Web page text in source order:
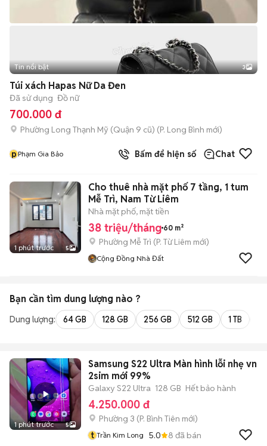
Tin nổi bật 3
Túi xách Hapas Nữ Da Đen
Đã sử dụng Đồ nữ
700.000 đ
Phường Long Thạnh Mỹ (Quận 9 cũ) (P. Long Bình mới)
pPhạm Gia Bảo Bấm để hiện số Chat
1 phút trước 5
Cho thuê nhà mặt phố 7 tầng, 1 tum
Mễ Trì, Nam Từ Liêm
Nhà mặt phố, mặt tiền
38 triệu/tháng 60 m²
Phường Mễ Trì (P. Từ Liêm mới)
Cộng Đồng Nhà Đất
Bạn cần tìm dung lượng nào ?
Dung lượng: 64 GB 128 GB 256 GB 512 GB 1 TB
1 phút trước 5
Samsung S22 Ultra Màn hình lỗi nhẹ vn
2sim mới 99%
Galaxy S22 Ultra 128 GB Hết bảo hành
4.250.000 đ
Phường 3 (P. Bình Tiên mới)
t Trần Kim Long 5.0 8 đã bán